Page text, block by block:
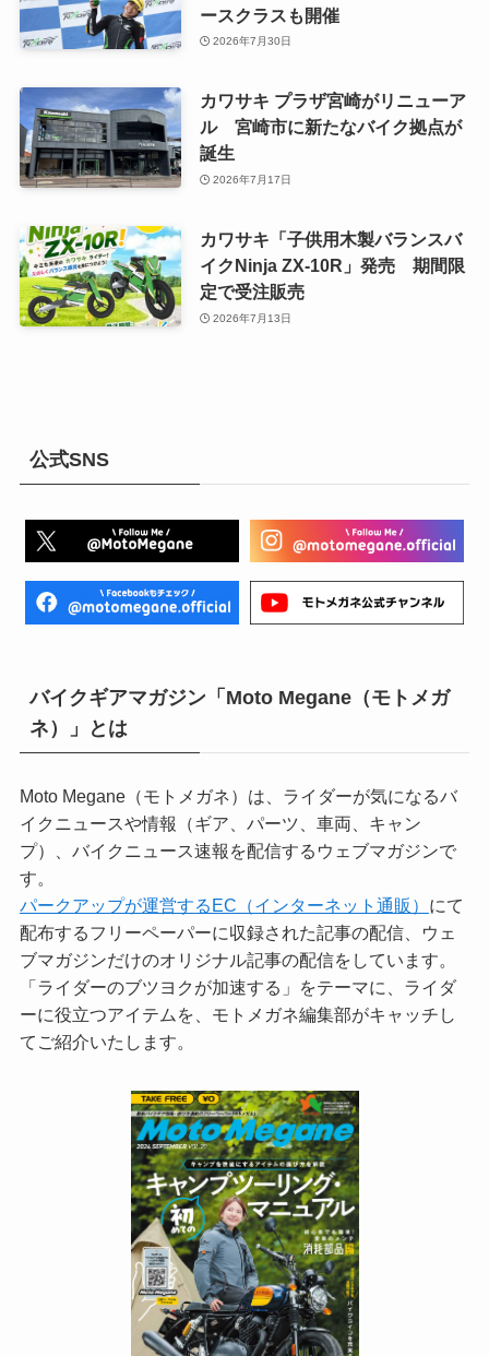
ースクラスも開催
2026年7月30日
カワサキ プラザ宮崎がリニューア
ル 宮崎市に新たなバイク拠点が
誕生
2026年7月17日
カワサキ「子供用木製バランスバ
イクNinja ZX-10R」発売 期間限
定で受注販売
2026年7月13日
公式SNS
バイクギアマガジン「Moto Megane（モトメガ
ネ）」とは
Moto Megane（モトメガネ）は、ライダーが気になるバ
イクニュースや情報（ギア、パーツ、車両、キャン
プ）、バイクニュース速報を配信するウェブマガジンで
す。
パークアップが運営するEC（インターネット通販） にて
配布するフリーペーパーに収録された記事の配信、ウェ
ブマガジンだけのオリジナル記事の配信をしています。
「ライダーのブツヨクが加速する」をテーマに、ライダ
ーに役立つアイテムを、モトメガネ編集部がキャッチし
てご紹介いたします。